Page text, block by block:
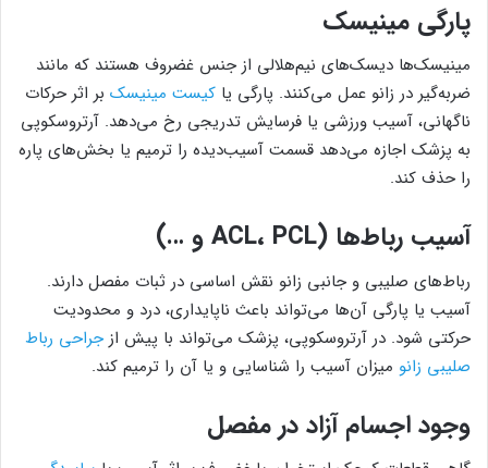
پارگی مینیسک
مینیسک‌ها دیسک‌های نیم‌هلالی از جنس غضروف هستند که مانند
ضربه‌گیر در زانو عمل می‌کنند. پارگی یا کیست مینیسک بر اثر حرکات
ناگهانی، آسیب ورزشی یا فرسایش تدریجی رخ می‌دهد. آرتروسکوپی
به پزشک اجازه می‌دهد قسمت آسیب‌دیده را ترمیم یا بخش‌های پاره
را حذف کند.
آسیب رباط‌ها (ACL، PCL و …)
رباط‌های صلیبی و جانبی زانو نقش اساسی در ثبات مفصل دارند.
آسیب یا پارگی آن‌ها می‌تواند باعث ناپایداری، درد و محدودیت
حرکتی شود. در آرتروسکوپی، پزشک می‌تواند با پیش ازجراحی رباط
صلیبی زانو میزان آسیب را شناسایی و یا آن را ترمیم کند.
وجود اجسام آزاد در مفصل